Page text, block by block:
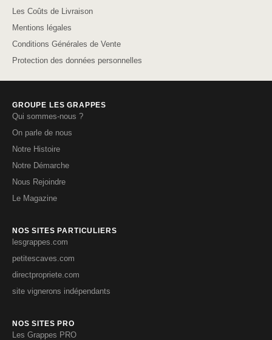
Les Coûts de Livraison
Mentions légales
Conditions Générales de Vente
Protection des données personnelles
GROUPE LES GRAPPES
Qui sommes-nous ?
On parle de nous
Notre Histoire
Notre Démarche
Nous Rejoindre
Le Magazine
NOS SITES PARTICULIERS
lesgrappes.com
petitescaves.com
directpropriete.com
site vignerons indépendants
NOS SITES PRO
Les Grappes PRO